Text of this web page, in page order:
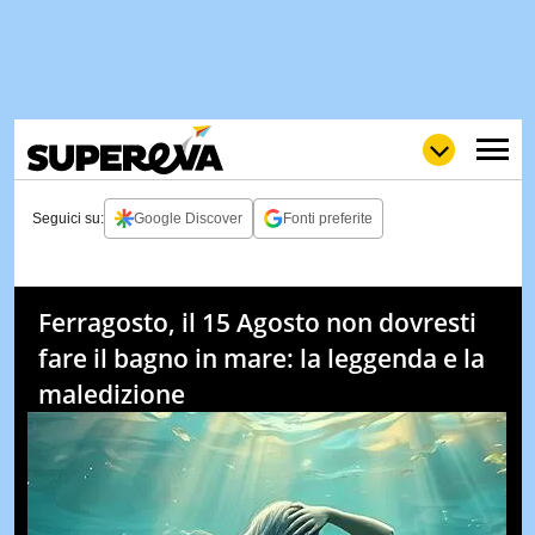
WOW
POP
NEWS
STORIE
& TV
QUIZ
Seguici su: Google Discover Fonti preferite
Ferragosto, il 15 Agosto non dovresti
fare il bagno in mare: la leggenda e la
maledizione